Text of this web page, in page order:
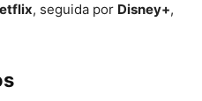
, seguida por Disney+,